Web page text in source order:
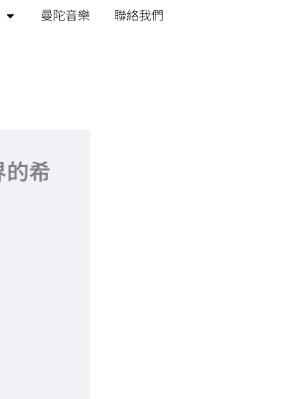
曼陀音樂 聯絡我們
希